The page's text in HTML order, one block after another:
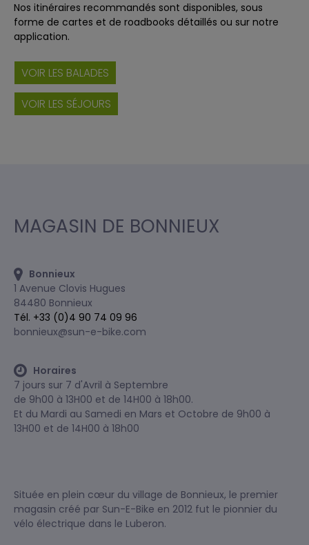
Nos itinéraires recommandés sont disponibles, sous
forme de cartes et de roadbooks détaillés ou sur notre
application.
VOIR LES BALADES
VOIR LES SÉJOURS
MAGASIN DE BONNIEUX
Bonnieux
1 Avenue Clovis Hugues
84480 Bonnieux
Tél. +33 (0)4 90 74 09 96
bonnieux@sun-e-bike.com
Horaires
7 jours sur 7 d'Avril à Septembre
de 9h00 à 13H00 et de 14H00 à 18h00.
Et du Mardi au Samedi en Mars et Octobre de 9h00 à
13H00 et de 14H00 à 18h00
Située en plein cœur du village de Bonnieux, le premier
magasin créé par Sun-E-Bike en 2012 fut le pionnier du
vélo électrique dans le Luberon.